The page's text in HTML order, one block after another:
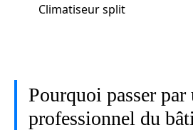
Climatiseur split
Pourquoi passer par
professionnel du